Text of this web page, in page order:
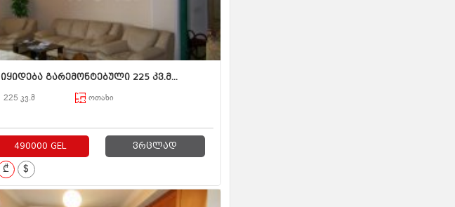
იყიდება გარემონტებული 225 კვ.მ...
225 კვ.მ ოთახი
490000 GEL ვრცლად
₾ $